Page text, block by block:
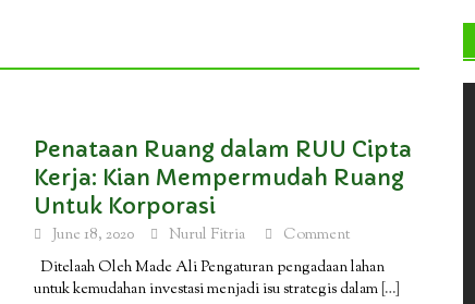
Penataan Ruang dalam RUU Cipta
Kerja: Kian Mempermudah Ruang
Untuk Korporasi
June 18, 2020 Nurul Fitria
Comment
Ditelaah Oleh Made Ali Pengaturan pengadaan lahan
untuk kemudahan investasi menjadi isu strategis dalam […]